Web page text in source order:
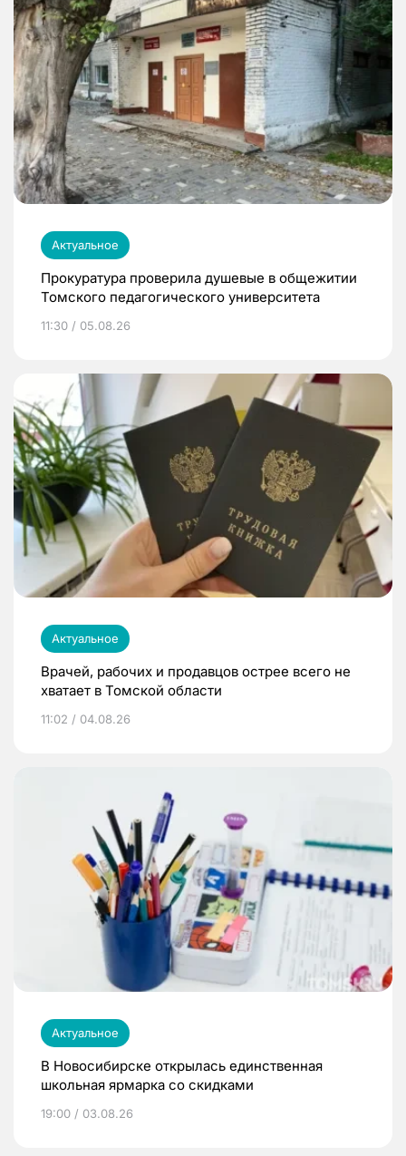
Актуальное
Прокуратура проверила душевые в общежитии
Томского педагогического университета
11:30 / 05.08.26
Актуальное
Врачей, рабочих и продавцов острее всего не
хватает в Томской области
11:02 / 04.08.26
Актуальное
В Новосибирске открылась единственная
школьная ярмарка со скидками
19:00 / 03.08.26